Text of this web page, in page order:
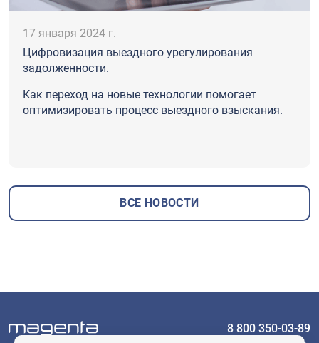
17 января 2024 г.
Цифровизация выездного урегулирования
задолженности.
Как переход на новые технологии помогает
оптимизировать процесс выездного взыскания.
ВСЕ НОВОСТИ
8 800 350-03-89